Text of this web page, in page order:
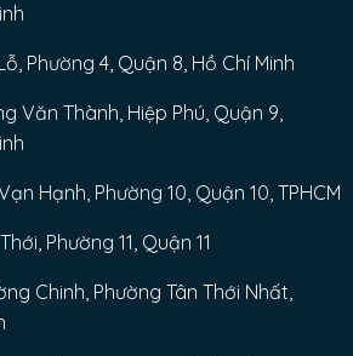
Phường 4, Quận 8, Hồ Chí Minh
Văn Thành, Hiệp Phú, Quận 9,
Hạnh, Phường 10, Quận 10, TPHCM
Phường 11, Quận 11
Chinh, Phường Tân Thới Nhất,